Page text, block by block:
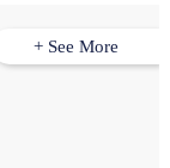
+ See More